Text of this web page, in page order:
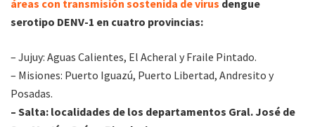
áreas con transmisión sostenida de virus dengue
serotipo DENV-1 en cuatro provincias:
– Jujuy: Aguas Calientes, El Acheral y Fraile Pintado.
– Misiones: Puerto Iguazú, Puerto Libertad, Andresito y
Posadas.
– Salta: localidades de los departamentos Gral. José de